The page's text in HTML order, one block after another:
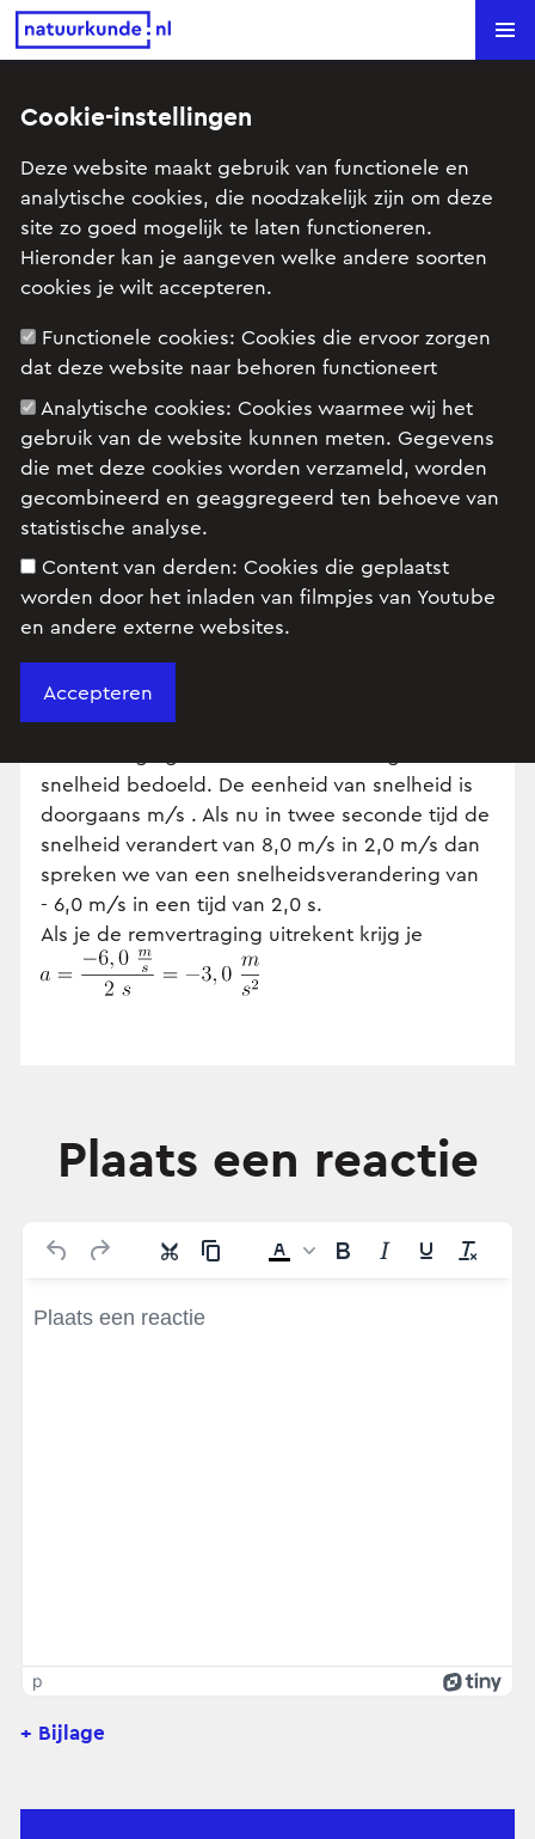
Natuurkunde.nl Search
Terug naar overzicht
remvertraging
destelde deze vraag op 18 november 2005 om
00:05.
wat wil zeggen een remvertraging van m/sec²
en niet m/sec.
Reacties
Dag,
snelheid bedoeld. De eenheid van snelheid is
doorgaans m/s . Als nu in twee seconde tijd de
snelheid verandert van 8,0 m/s in 2,0 m/s dan
spreken we van een snelheidsverandering van
- 6,0 m/s in een tijd van 2,0 s.
Als je de remvertraging uitrekent krijg je
Plaats een reactie
p
+ Bijlage
Cookie-instellingen
Deze website maakt gebruik van functionele en
analytische cookies, die noodzakelijk zijn om deze
site zo goed mogelijk te laten functioneren.
Hieronder kan je aangeven welke andere soorten
cookies je wilt accepteren.
Functionele cookies: Cookies die ervoor zorgen
dat deze website naar behoren functioneert
Analytische cookies: Cookies waarmee wij het
gebruik van de website kunnen meten. Gegevens
die met deze cookies worden verzameld, worden
gecombineerd en geaggregeerd ten behoeve van
statistische analyse.
Content van derden: Cookies die geplaatst
worden door het inladen van filmpjes van Youtube
en andere externe websites.